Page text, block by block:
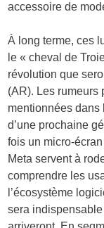
accessoire de
À long terme, ces
le « cheval de
révolution que
(AR). Les rumeurs
mentionnées dans
d’une prochaine
fois un micro-
Meta servent à
comprendre les
l’écosystème
sera